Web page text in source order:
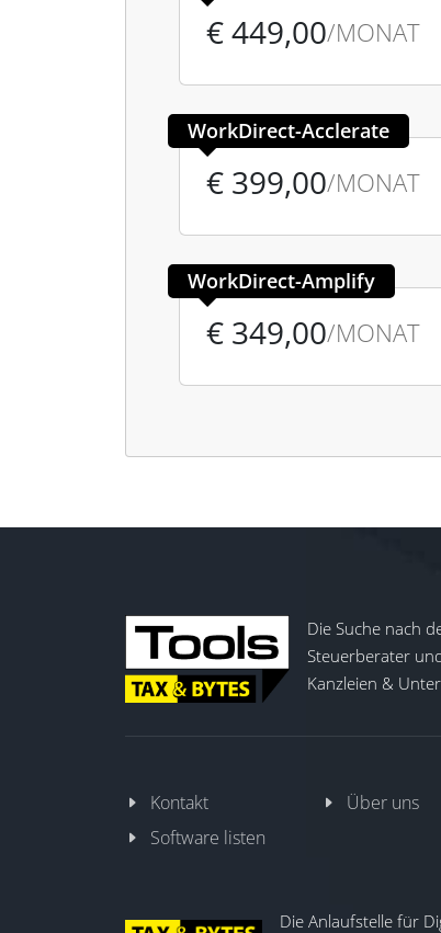
€ 449,00/MONAT
WorkDirect-Acclerate
€ 399,00/MONAT
WorkDirect-Amplify
€ 349,00/MONAT
Die Suche nach
Steuerberater
Kanzleien &
Kontakt
Über uns
Software listen
Die Anlaufstelle für